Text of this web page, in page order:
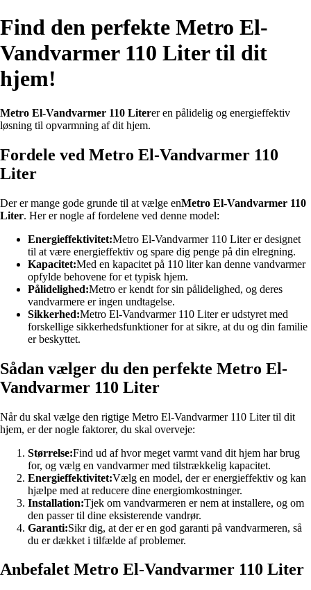
Find den perfekte Metro El-
Vandvarmer 110 Liter til dit
hjem!
Metro El-Vandvarmer 110 Literer en pålidelig og energieffektiv
løsning til opvarmning af dit hjem.
Fordele ved Metro El-Vandvarmer 110
Liter
Der er mange gode grunde til at vælge enMetro El-Vandvarmer 110
Liter. Her er nogle af fordelene ved denne model:
Energieffektivitet:Metro El-Vandvarmer 110 Liter er designet
til at være energieffektiv og spare dig penge på din elregning.
Kapacitet:Med en kapacitet på 110 liter kan denne vandvarmer
opfylde behovene for et typisk hjem.
Pålidelighed:Metro er kendt for sin pålidelighed, og deres
vandvarmere er ingen undtagelse.
Sikkerhed:Metro El-Vandvarmer 110 Liter er udstyret med
forskellige sikkerhedsfunktioner for at sikre, at du og din familie
er beskyttet.
Sådan vælger du den perfekte Metro El-
Vandvarmer 110 Liter
Når du skal vælge den rigtige Metro El-Vandvarmer 110 Liter til dit
hjem, er der nogle faktorer, du skal overveje:
Størrelse:Find ud af hvor meget varmt vand dit hjem har brug
for, og vælg en vandvarmer med tilstrækkelig kapacitet.
Energieffektivitet:Vælg en model, der er energieffektiv og kan
hjælpe med at reducere dine energiomkostninger.
Installation:Tjek om vandvarmeren er nem at installere, og om
den passer til dine eksisterende vandrør.
Garanti:Sikr dig, at der er en god garanti på vandvarmeren, så
du er dækket i tilfælde af problemer.
Anbefalet Metro El-Vandvarmer 110 Liter